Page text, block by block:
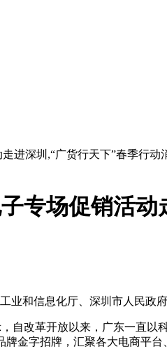
进深圳,“广货行天下”春季行动
专场促销活
和信息化厅、深圳市人民政府
改革开放以来，广东一直以
金字招牌，汇聚各大电商平